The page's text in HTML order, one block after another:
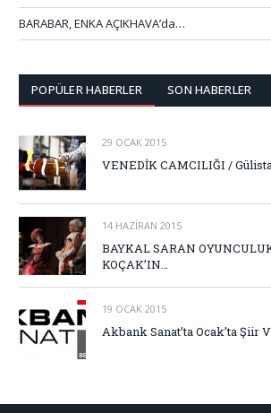
BARABAR, ENKA AÇIKHAVA’da…
POPÜLER HABERLER SON HABERLER
29 OCAK 2015
VENEDİK CAMCILIĞI /
14 HAZIRAN 2015
BAYKAL SARAN
KOÇAK’IN…
19 OCAK 2015
Akbank Sanat’ta Ocak’ta Şiir